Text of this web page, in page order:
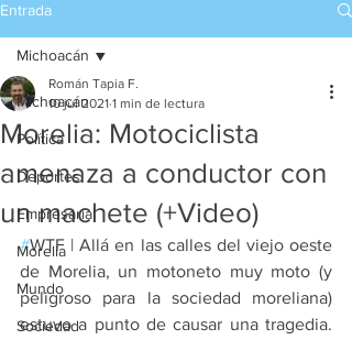
Entrada
Michoacán
Política
Deportes
Empresarial
Morelia
Mundo
Sociedad
Michoacán
Morelia: Motociclista
amenaza a conductor con
un machete (+Video)
Román Tapia F.
10 jul 2021 1 min de lectura
#WTF | Allá en las calles del viejo oeste
de Morelia, un motoneto muy moto (y
peligroso para la sociedad moreliana)
estuvo a punto de causar una tragedia.